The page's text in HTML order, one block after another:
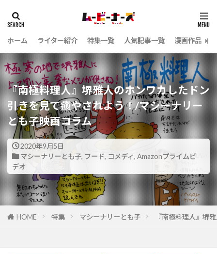
ホーム ライター紹介 特集一覧 人気記事一覧 漫画作品
『南極料理人』堺雅人のホンワカしたドン
引きを見て癒やされよう！/マシーナリー
とも子映画コラム
2020年9月5日
マシーナリーとも子, フード, コメディ, Amazonプライムビ
デオ
HOME 特集 マシーナリーとも子 『南極料理人』堺